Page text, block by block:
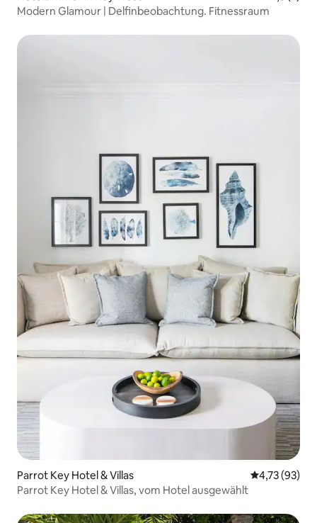
Modern Glamour | Delfinbeobachtung. Fitnessraum
Parrot Key Hotel & Villas
4,73 (93)
Parrot Key Hotel & Villas, vom Hotel ausgewählt